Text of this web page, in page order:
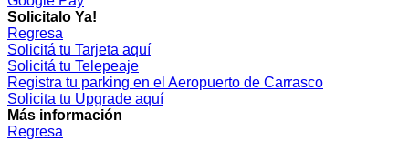
Solicitalo Ya!
Regresa
Solicitá tu Tarjeta aquí
Solicitá tu Telepeaje
Registra tu parking en el Aeropuerto de Carrasco
Solicita tu Upgrade aquí
Más información
Regresa